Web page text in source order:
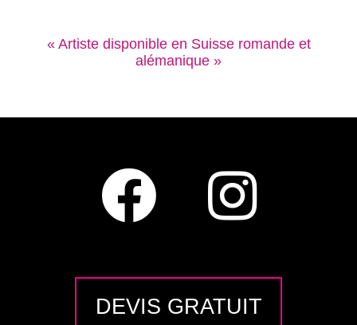
« Artiste disponible en Suisse romande et
alémanique »
DEVIS GRATUIT